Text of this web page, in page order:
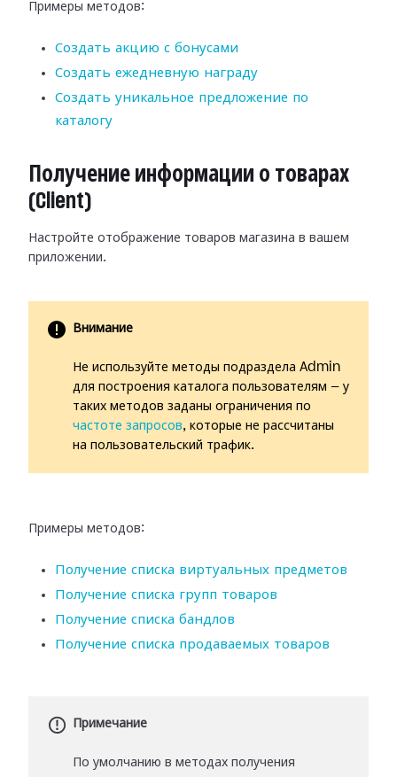
Примеры методов:
Создать акцию с бонусами
Создать ежедневную награду
Создать уникальное предложение по
каталогу
Получение информации о товарах
(Client)
Настройте отображение товаров магазина в вашем
приложении.
Внимание
Не используйте методы подраздела Admin
для построения каталога пользователям — у
таких методов заданы ограничения по
частоте запросов, которые не рассчитаны
на пользовательский трафик.
Примеры методов:
Получение списка виртуальных предметов
Получение списка групп товаров
Получение списка бандлов
Получение списка продаваемых товаров
Примечание
По умолчанию в методах получения